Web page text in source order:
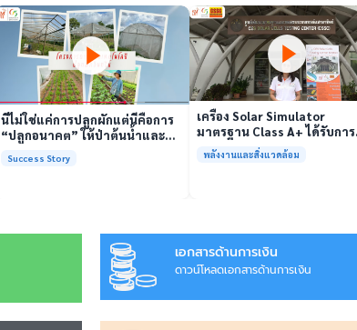
เล่นวิดีโอ
นี่ไม่ใช่แค่การปลูกผักแต่นี่คือการ
“ปลูกอนาคต” ให้ป่าต้นน้ำและ
Success Story
เล่นวิดีโอ
เครื่อง Solar Simulator
มาตรฐาน Class A+ ได้รับการ
รับรองมาตรฐาน ISO/IEC17025
พร้อมให้บริการแล้ว
พลังงานและสิ่งแวดล้อม
เอกสารด้านการเงิน
ดาวน์โหลดเอกสารด้านการเงิน